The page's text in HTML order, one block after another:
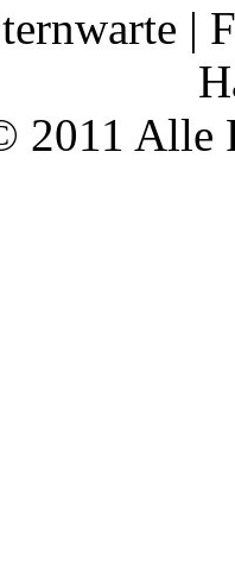
|
2011 Alle